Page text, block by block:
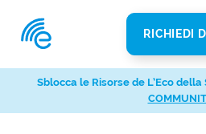
RICHIEDI
Sblocca le Risorse de L’Eco della